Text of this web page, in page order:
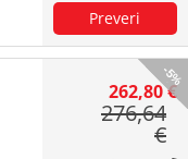
-5%
262,80 €
276,64
€